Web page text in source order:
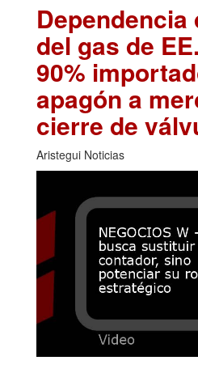
Dependencia
del gas de
90%
apagón a
cierre de
Aristegui Noticias